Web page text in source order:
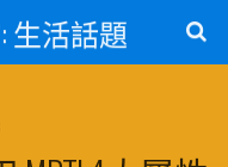
生活話題